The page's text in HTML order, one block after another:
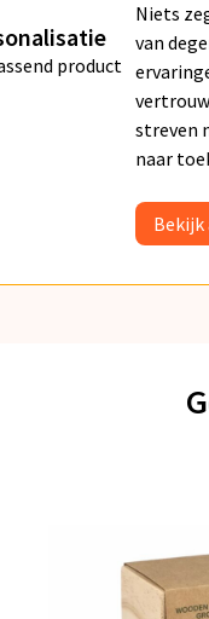
product
Niets
van
streven
naar